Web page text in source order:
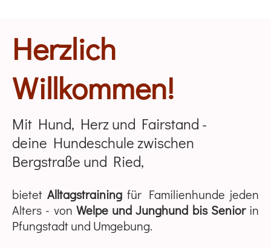
Herzlich
Willkommen!
Mit Hund, Herz und Fairstand -
deine Hundeschule zwischen
Bergstraße und Ried,
bietet Alltagstraining für Familienhunde jeden
Alters - von Welpe und Junghund bis Senior in
Pfungstadt und Umgebung.